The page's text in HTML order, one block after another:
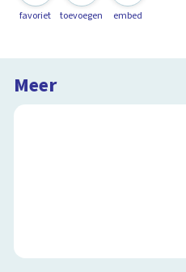
favoriet toevoegen embed
Meer